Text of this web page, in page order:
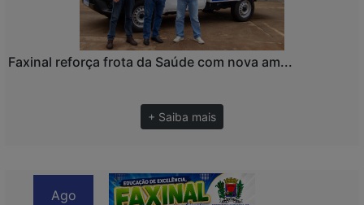
Faxinal reforça frota da Saúde com nova am...
+ Saiba mais
Ago